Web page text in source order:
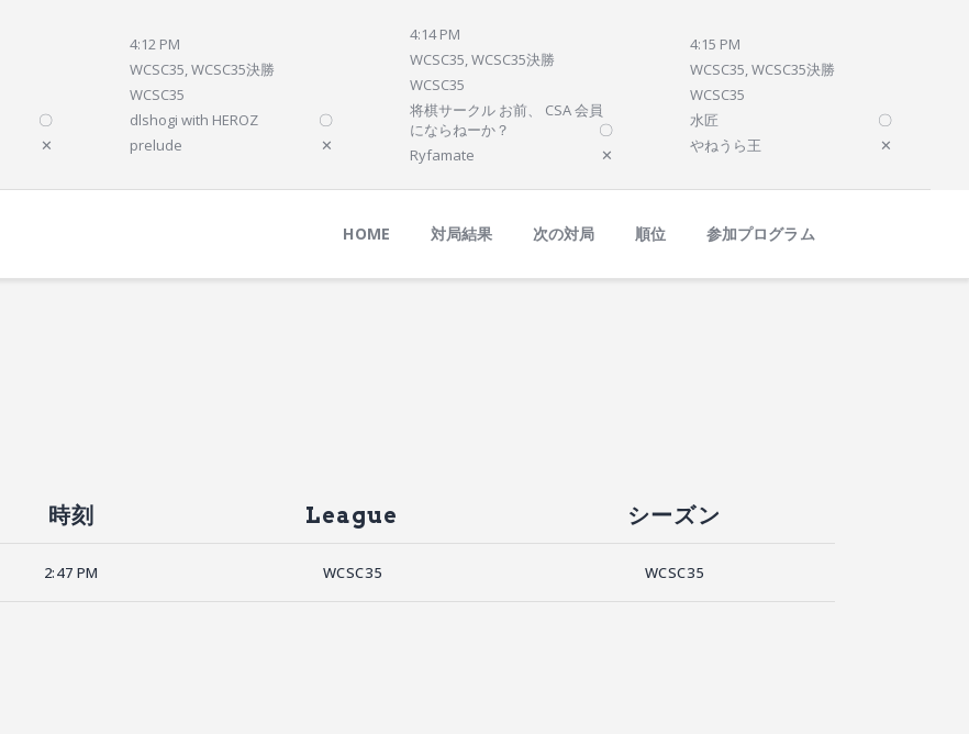
〇
✕
4:12 PM
WCSC35, WCSC35決勝
WCSC35
dlshogi with HEROZ
〇
prelude
✕
4:14 PM
WCSC35, WCSC35決勝
WCSC35
将棋サークル お前、 CSA 会員
にならねーか？
〇
Ryfamate
✕
4:15 PM
WCSC35, WCSC35決勝
WCSC35
水匠
〇
やねうら王
✕
HOME 対局結果 次の対局 順位 参加プログラム
順位
時刻 League シーズン
2:47 PM WCSC35 WCSC35